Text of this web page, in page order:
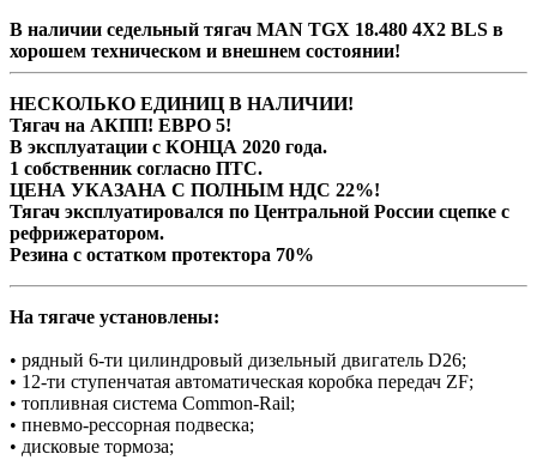
В наличии седельный тягач MAN TGX 18.480 4X2 BLS в
хорошем техническом и внешнем состоянии!
НЕСКОЛЬКО ЕДИНИЦ В НАЛИЧИИ!
Тягач на АКПП! ЕВРО 5!
В эксплуатации с КОНЦА 2020 года.
1 собственник согласно ПТС.
ЦЕНА УКАЗАНА С ПОЛНЫМ НДС 22%!
Тягач эксплуатировался по Центральной России сцепке с
рефрижератором.
Резина с остатком протектора 70%
На тягаче установлены:
• рядный 6-ти цилиндровый дизельный двигатель D26;
• 12-ти ступенчатая автоматическая коробка передач ZF;
• топливная система Common-Rail;
• пневмо-рессорная подвеска;
• дисковые тормоза;